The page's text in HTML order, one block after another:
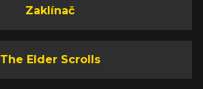
Zaklínač
The Elder Scrolls